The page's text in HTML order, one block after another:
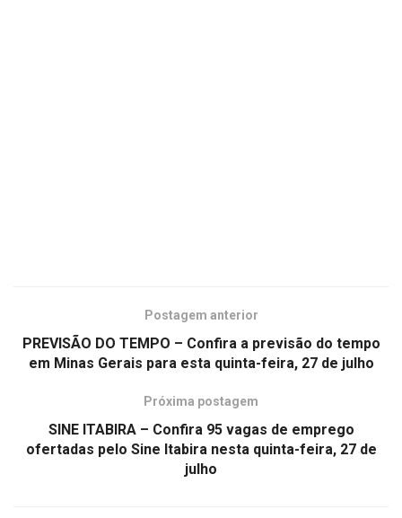
Postagem anterior
PREVISÃO DO TEMPO – Confira a previsão do tempo
em Minas Gerais para esta quinta-feira, 27 de julho
Próxima postagem
SINE ITABIRA – Confira 95 vagas de emprego
ofertadas pelo Sine Itabira nesta quinta-feira, 27 de
julho